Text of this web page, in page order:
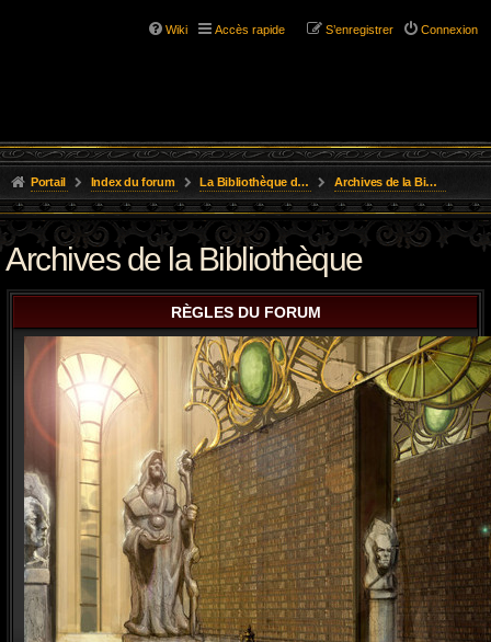
Wiki Accès rapide Connexion
S’enregistrer
Portail Index du forum La Bibliothèque de l'Aube Archives de la Bibliothèque
Archives de la Bibliothèque
RÈGLES DU FORUM